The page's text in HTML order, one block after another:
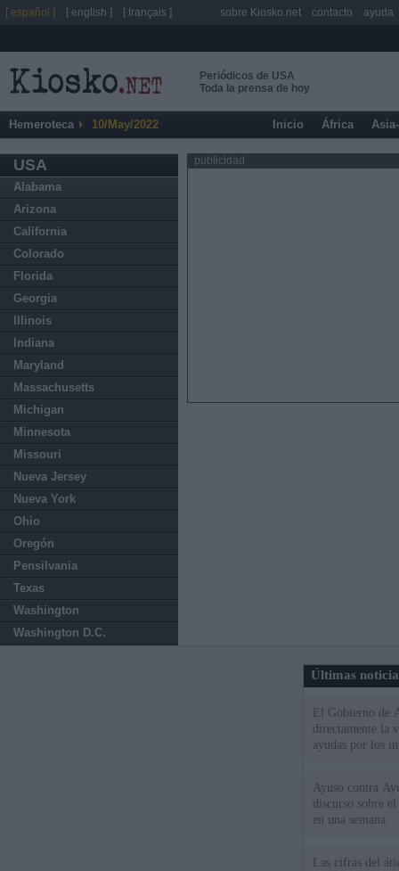
Periódicos de USA
Toda la prensa de hoy
Hemeroteca 10/May/2022 Inicio África
USA
Alabama
Arizona
California
Colorado
Florida
Georgia
Illinois
Indiana
Maryland
Massachusetts
Michigan
Minnesota
Missouri
Nueva Jersey
Nueva York
Ohio
Oregón
Pensilvania
Texas
Washington
Washington D.C.
publicidad
Últimas
El Gobierno de
directamente la
ayudas por los
Ayuso contra
discurso sobre
en una semana
Las cifras del
[ español ] [ english ] [ français ] sobre Kiosko.net contacto ayuda